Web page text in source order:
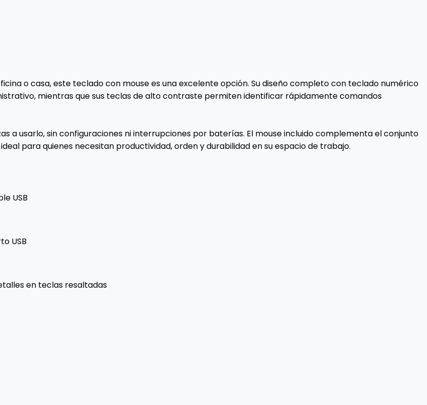
o casa, este teclado con mouse es una excelente opción. Su diseño completo con teclado numérico
mientras que sus teclas de alto contraste permiten identificar rápidamente comandos
a usarlo, sin configuraciones ni interrupciones por baterías. El mouse incluido complementa el conjunto
para quienes necesitan productividad, orden y durabilidad en su espacio de trabajo.
USB
USB
en teclas resaltadas